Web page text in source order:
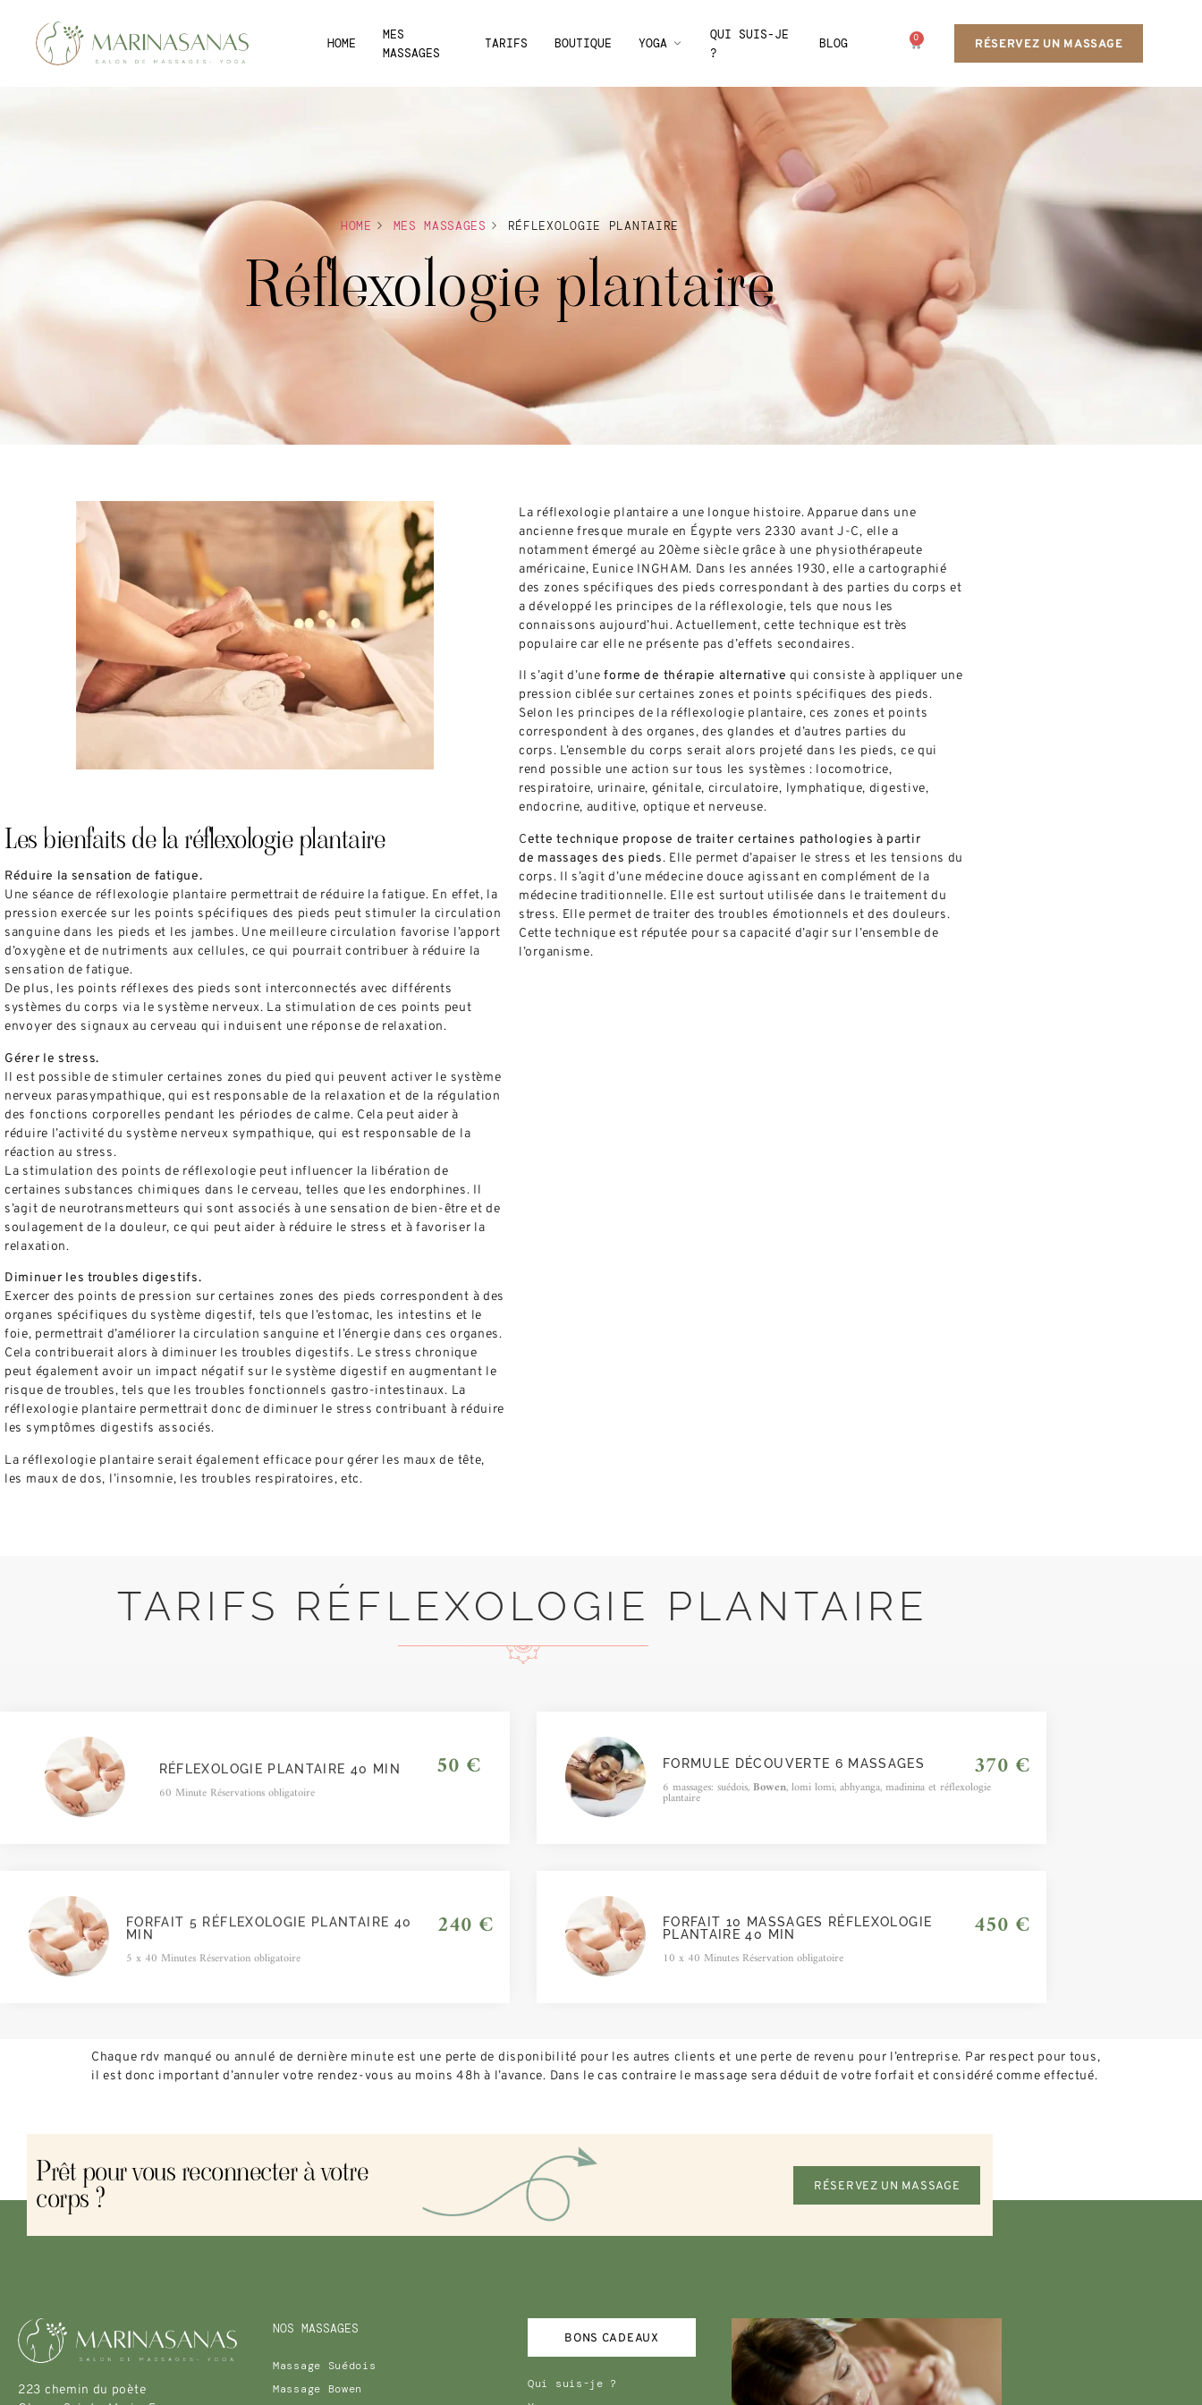
HOME
MES
MASSAGES
TARIFS BOUTIQUE YOGA
QUI SUIS-JE
?
BLOG 0 RÉSERVEZ UN MASSAGE
HOME MES MASSAGES RÉFLEXOLOGIE PLANTAIRE
Réflexologie plantaire
Les bienfaits de la réflexologie plantaire
Réduire la sensation de fatigue.
Une séance de réflexologie plantaire permettrait de réduire la fatigue. En effet, la
pression exercée sur les points spécifiques des pieds peut stimuler la circulation
sanguine dans les pieds et les jambes. Une meilleure circulation favorise l’apport
d’oxygène et de nutriments aux cellules, ce qui pourrait contribuer à réduire la
sensation de fatigue.
De plus, les points réflexes des pieds sont interconnectés avec différents
systèmes du corps via le système nerveux. La stimulation de ces points peut
envoyer des signaux au cerveau qui induisent une réponse de relaxation.
Gérer le stress.
Il est possible de stimuler certaines zones du pied qui peuvent activer le système
nerveux parasympathique, qui est responsable de la relaxation et de la régulation
des fonctions corporelles pendant les périodes de calme. Cela peut aider à
réduire l’activité du système nerveux sympathique, qui est responsable de la
réaction au stress.
La stimulation des points de réflexologie peut influencer la libération de
certaines substances chimiques dans le cerveau, telles que les endorphines. Il
s’agit de neurotransmetteurs qui sont associés à une sensation de bien-être et de
soulagement de la douleur, ce qui peut aider à réduire le stress et à favoriser la
relaxation.
Diminuer les troubles digestifs.
Exercer des points de pression sur certaines zones des pieds correspondent à des
organes spécifiques du système digestif, tels que l’estomac, les intestins et le
foie, permettrait d’améliorer la circulation sanguine et l’énergie dans ces organes.
Cela contribuerait alors à diminuer les troubles digestifs. Le stress chronique
peut également avoir un impact négatif sur le système digestif en augmentant le
risque de troubles, tels que les troubles fonctionnels gastro-intestinaux. La
réflexologie plantaire permettrait donc de diminuer le stress contribuant à réduire
les symptômes digestifs associés.
La réflexologie plantaire serait également efficace pour gérer les maux de tête,
les maux de dos, l’insomnie, les troubles respiratoires, etc.
La réflexologie plantaire a une longue histoire. Apparue dans une
ancienne fresque murale en Égypte vers 2330 avant J-C, elle a
notamment émergé au 20ème siècle grâce à une physiothérapeute
américaine, Eunice INGHAM. Dans les années 1930, elle a cartographié
des zones spécifiques des pieds correspondant à des parties du corps et
a développé les principes de la réflexologie, tels que nous les
connaissons aujourd’hui. Actuellement, cette technique est très
populaire car elle ne présente pas d’effets secondaires.
Il s’agit d’uneforme de thérapie alternative qui consiste à appliquer une
pression ciblée sur certaines zones et points spécifiques des pieds.
Selon les principes de la réflexologie plantaire, ces zones et points
correspondent à des organes, des glandes et d’autres parties du
corps. L’ensemble du corps serait alors projeté dans les pieds, ce qui
rend possible une action sur tous les systèmes : locomotrice,
respiratoire, urinaire, génitale, circulatoire, lymphatique, digestive,
endocrine, auditive, optique et nerveuse.
Cette technique propose de traiter certaines pathologies à partir
de massages des pieds. Elle permet d’apaiser le stress et les tensions du
corps. Il s’agit d’une médecine douce agissant en complément de la
médecine traditionnelle. Elle est surtout utilisée dans le traitement du
stress. Elle permet de traiter des troubles émotionnels et des douleurs.
Cette technique est réputée pour sa capacité d’agir sur l’ensemble de
l’organisme.
TARIFS RÉFLEXOLOGIE PLANTAIRE
RÉFLEXOLOGIE PLANTAIRE 40 MIN
60 Minute Réservations obligatoire
50 €
FORFAIT 5 RÉFLEXOLOGIE PLANTAIRE 40
MIN
5 x 40 Minutes Réservation obligatoire
240 €
FORMULE DÉCOUVERTE 6 MASSAGES
6 massages: suédois,Bowen, lomi lomi, abhyanga, madinina et réflexologie
plantaire
370 €
FORFAIT 10 MASSAGES RÉFLEXOLOGIE
PLANTAIRE 40 MIN
10 x 40 Minutes Réservation obligatoire
450 €
Chaque rdv manqué ou annulé de dernière minute est une perte de disponibilité pour les autres clients et une perte de revenu pour l’entreprise. Par respect pour tous,
il est donc important d’annuler votre rendez-vous au moins 48h à l’avance. Dans le cas contraire le massage sera déduit de votre forfait et considéré comme effectué.
Prêt pour vous reconnecter à votre
corps ? RÉSERVEZ UN MASSAGE
223 chemin du poète
NOS MASSAGES
Massage Suédois
Massage Bowen
BONS CADEAUX
Qui suis-je ?